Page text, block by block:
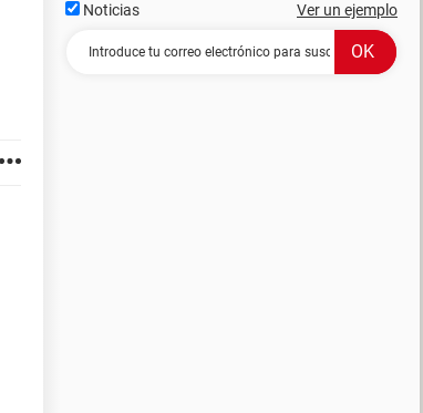
Noticias Ver un ejemplo